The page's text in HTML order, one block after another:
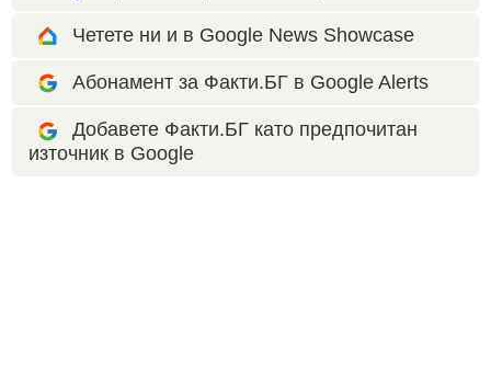
Четете ни и в Google News Showcase
Абонамент за Факти.БГ в Google Alerts
Добавете Факти.БГ като предпочитан
източник в Google